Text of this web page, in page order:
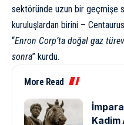
sektöründe uzun bir geçmişe
kuruluşlardan birini –
“Enron Corp’ta doğal gaz
sonra” kurdu.
More Read
Kadim